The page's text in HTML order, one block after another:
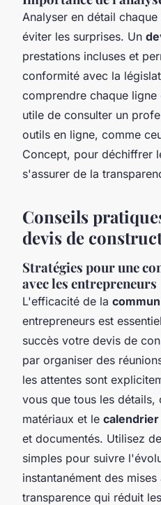
Analyser en détail
éviter les surprises. Un
prestations incluses et
conformité avec la
comprendre chaque
utile de consulter un
outils en ligne, comme
Concept, pour déchiffrer
s'assurer de la
Conseils
devis de
Stratégies pour une
avec les entrepreneurs
L'efficacité de la
entrepreneurs est
succès votre devis de
par organiser des
les attentes sont
vous que tous les détails,
matériaux et le
et documentés. Utilisez
simples pour suivre
instantanément des
transparence qui réduit